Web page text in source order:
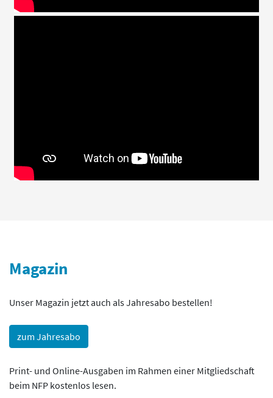
Magazin
Unser Magazin jetzt auch als Jahresabo bestellen!
zum Jahresabo
Print- und Online-Ausgaben im Rahmen einer Mitgliedschaft
beim NFP kostenlos lesen.